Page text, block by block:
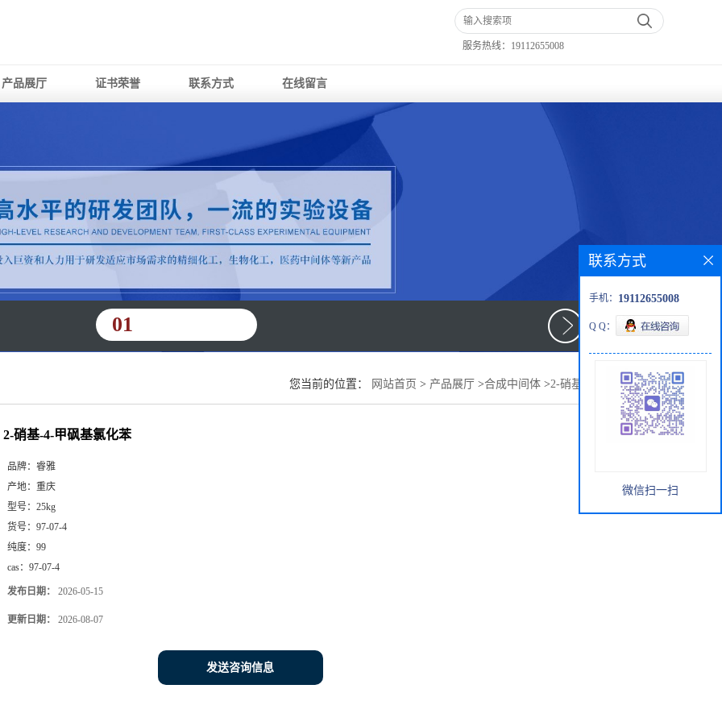
服务热线： 19112655008
产品展厅 证书荣誉 联系方式 在线留言
01
您当前的位置： 网站首页 > 产品展厅 >合成中间体 >2-硝基-4-甲砜基氯化苯
2-硝基-4-甲砜基氯化苯
品牌： 睿雅
产地： 重庆
型号： 25kg
货号： 97-07-4
纯度： 99
cas： 97-07-4
发布日期： 2026-05-15
更新日期： 2026-08-07
发送咨询信息
联系方式
手机： 19112655008
Q Q：
微信扫一扫